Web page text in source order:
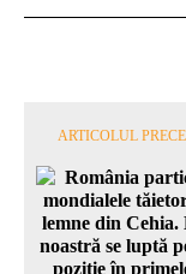
ARTICOLUL